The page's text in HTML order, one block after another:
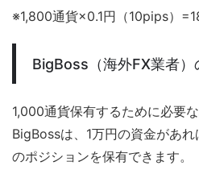
※1,800通貨×0.1円（10pips）
BigBoss（海外FX業者）
1,000通貨保有するために必要
BigBossは、1万円の資金があ
のポジションを保有できます。